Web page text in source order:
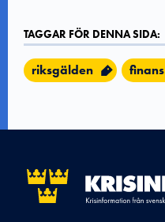
TAGGAR FÖR DENNA SIDA:
riksgälden finans